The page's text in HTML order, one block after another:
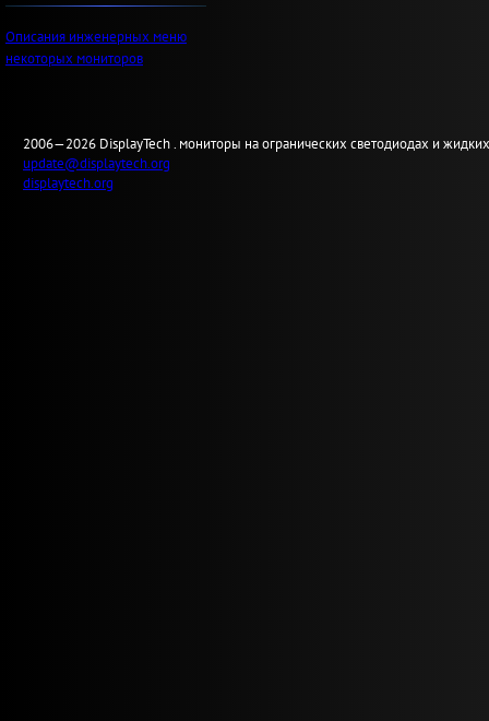
Описания инженерных меню
некоторых мониторов
2006—2026 DisplayTech . мониторы на огранических светодиодах и
update@displaytech.org
displaytech.org